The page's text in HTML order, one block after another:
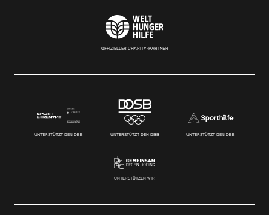
OFFIZIELLER CHARITY-PARTNER
UNTERSTÜTZT DEN DBB UNTERSTÜTZT DEN DBB UNTERSTÜTZT DEN DBB
UNTERSTÜTZEN WIR